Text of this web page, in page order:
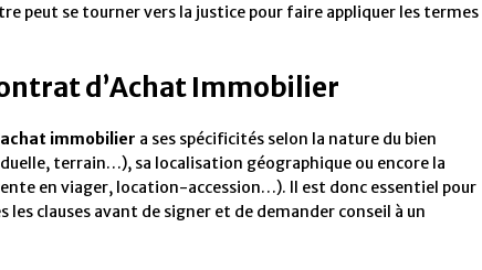
peut se tourner vers la justice pour faire appliquer les termes
d’Achat Immobilier
immobilier a ses spécificités selon la nature du bien
terrain…), sa localisation géographique ou encore la
en viager, location-accession…). Il est donc essentiel pour
clauses avant de signer et de demander conseil à un